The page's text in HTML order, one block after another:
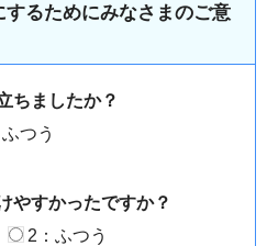
るためにみなさまのご意
ちましたか？
つう
やすかったですか？
2：ふつう